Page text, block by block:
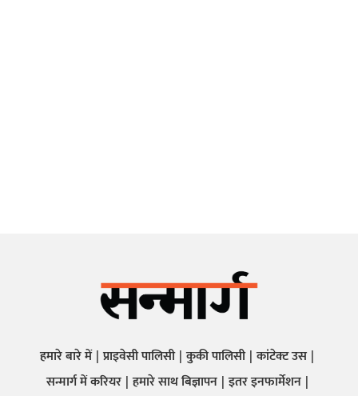
हमारे बारे में प्राइवेसी पालिसी कुकी पालिसी कांटेक्ट उस
सन्मार्ग में करियर हमारे साथ बिज्ञापन इतर इनफार्मेशन